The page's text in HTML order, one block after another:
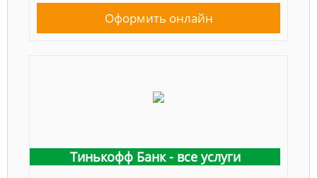
Оформить онлайн
Тинькофф Банк - все услуги